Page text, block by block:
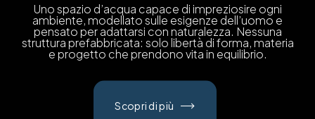
Uno spazio d’acqua capace di impreziosire ogni
ambiente, modellato sulle esigenze dell’uomo e
pensato per adattarsi con naturalezza. Nessuna
struttura prefabbricata: solo libertà di forma, materia
e progetto che prendono vita in equilibrio.
Scopri di più